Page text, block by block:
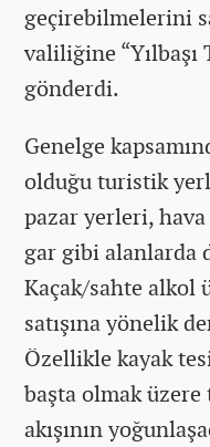
geçirebilmelerini
valiliğine
gönderdi.
Genelge
olduğu turistik
pazar yerleri,
gar gibi alanlarda
Kaçak/sahte alkol
satışına yönelik
Özellikle kayak
başta olmak
akışının